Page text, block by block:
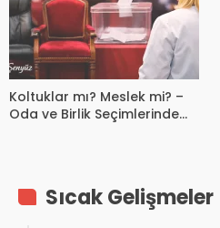
Koltuklar mı? Meslek mi? –
Oda ve Birlik Seçimlerinde
Sıcak Gelişmeler